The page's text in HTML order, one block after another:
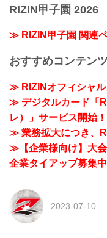
RIZIN甲子園 2026
≫ RIZIN甲子園 関連
おすすめコンテンツ
≫ RIZINオフィシャル
≫ デジタルカード「
レ）」サービス開始！
≫ 業務拡大につき、
≫【企業様向け】大
企業タイアップ募集中
2023-07-10